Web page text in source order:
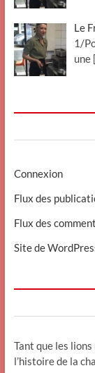
Le
1/
une
Connexion
Flux des
Flux des
Site de
Tant que les
l’histoire de la